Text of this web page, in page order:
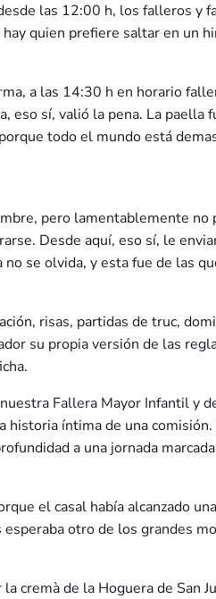
las 12:00 h, los falleros y
quien prefiere saltar en un
a las 14:30 h en horario
eso sí, valió la pena. La paella
todo el mundo está
pero lamentablemente
Desde aquí, eso sí, le
se olvida, y esta fue de las
risas, partidas de truc,
su propia versión de las
Fallera Mayor Infantil y
historia íntima de una
a una jornada
el casal había alcanzado
otro de los grandes
cremà de la Hoguera de San